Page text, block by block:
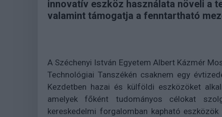
innovatív eszköz használata növeli a
valamint támogatja a fenntartható
A Széchenyi István Egyetem Albert Kázmér
Technológiai Tanszékén csaknem egy
Kezdetben hazai és külföldi eszközöket
amelyek főként tudományos célokat
kereskedelmi forgalomban kapható